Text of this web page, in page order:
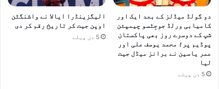
ں
ا
ن
ڈ
و
ن
ی
ش
دو گولڈ میڈلز کے بعد ایک اور
کامیابی ورلڈ جوجِٹسو چیمپئن
شپ کے دوسرے روز بھی پاکستان
پوڈیم پر؛ محمد یوسف علی اور
عمر یاسین نے برانز میڈل جیت
لیا
5 دن پہلے
الیگزینڈرا ایالا نے واشنگٹن
اوپن جیت کر تاریخ رقم کر دی
5 دن پہلے